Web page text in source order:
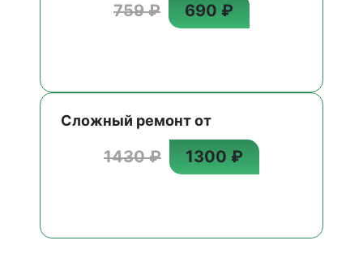
759 ₽ 690 ₽
Сложный ремонт от
1430 ₽ 1300 ₽